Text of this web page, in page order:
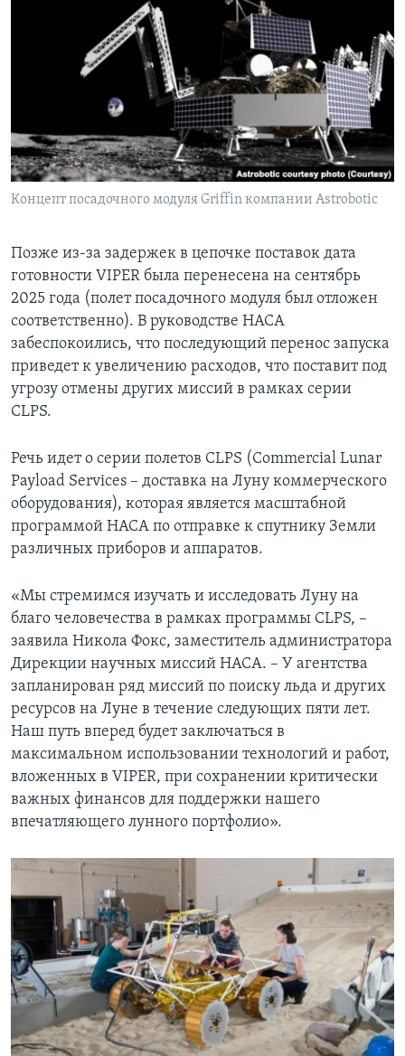
Концепт посадочного модуля Griffin компании Astrobotic
Позже из-за задержек в цепочке поставок дата
готовности VIPER была перенесена на сентябрь
2025 года (полет посадочного модуля был отложен
соответственно). В руководстве НАСА
забеспокоились, что последующий перенос запуска
приведет к увеличению расходов, что поставит под
угрозу отмены других миссий в рамках серии
CLPS.
Речь идет о серии полетов CLPS (Commercial Lunar
Payload Services – доставка на Луну коммерческого
оборудования), которая является масштабной
программой НАСА по отправке к спутнику Земли
различных приборов и аппаратов.
«Мы стремимся изучать и исследовать Луну на
благо человечества в рамках программы CLPS, –
заявила Никола Фокс, заместитель администратора
Дирекции научных миссий НАСА. – У агентства
запланирован ряд миссий по поиску льда и других
ресурсов на Луне в течение следующих пяти лет.
Наш путь вперед будет заключаться в
максимальном использовании технологий и работ,
вложенных в VIPER, при сохранении критически
важных финансов для поддержки нашего
впечатляющего лунного портфолио».